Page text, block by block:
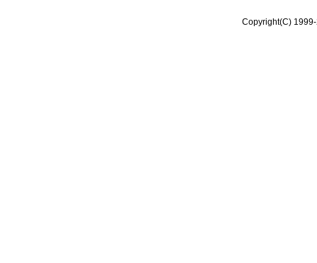
Copyright(C)